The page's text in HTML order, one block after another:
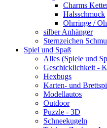
Charms
Halsschmuck
Ohrringe /
silber Anhänger
Sternzeichen
Spiel und Spaß
Alles (Spiele und
Geschicklichkeit -
Hexbugs
Karten- und
Modellautos
Outdoor
Puzzle - 3D
Schneekugeln